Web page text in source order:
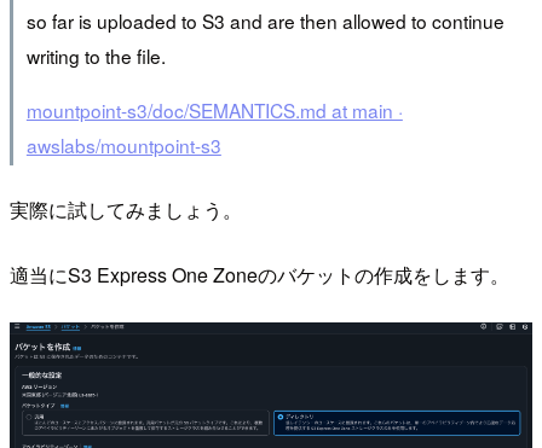
so far is uploaded to S3 and are then allowed to continue
writing to the file.
mountpoint-s3/doc/SEMANTICS.md at main ·
awslabs/mountpoint-s3
実際に試してみましょう。
適当にS3 Express One Zoneのバケットの作成をします。